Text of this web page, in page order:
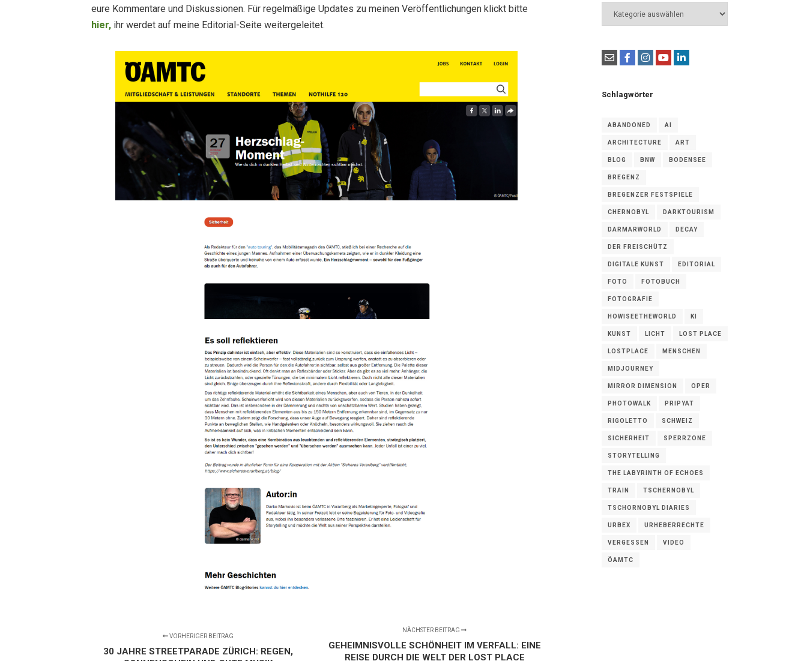
eure Kommentare und Diskussionen. Für regelmäßige Updates zu meinen Veröffentlichungen klickt bitte
hier, ihr werdet auf meine Editorial-Seite weitergeleitet.
VORHERIGER BEITRAG
30 JAHRE STREETPARADE ZÜRICH: REGEN,
NÄCHSTER BEITRAG
GEHEIMNISVOLLE SCHÖNHEIT IM VERFALL: EINE
REISE DURCH DIE WELT DER LOST PLACE
Schlagwörter
ABANDONED AI
ARCHITECTURE ART
BLOG BNW BODENSEE
BREGENZ
BREGENZER FESTSPIELE
CHERNOBYL DARKTOURISM
DARMARWORLD DECAY
DER FREISCHÜTZ
DIGITALE KUNST EDITORIAL
FOTO FOTOBUCH
FOTOGRAFIE
HOWISEETHEWORLD KI
KUNST LICHT LOST PLACE
LOSTPLACE MENSCHEN
MIDJOURNEY
MIRROR DIMENSION OPER
PHOTOWALK PRIPYAT
RIGOLETTO SCHWEIZ
SICHERHEIT SPERRZONE
STORYTELLING
THE LABYRINTH OF ECHOES
TRAIN TSCHERNOBYL
TSCHORNOBYL DIARIES
URBEX URHEBERRECHTE
VERGESSEN VIDEO
ÖAMTC